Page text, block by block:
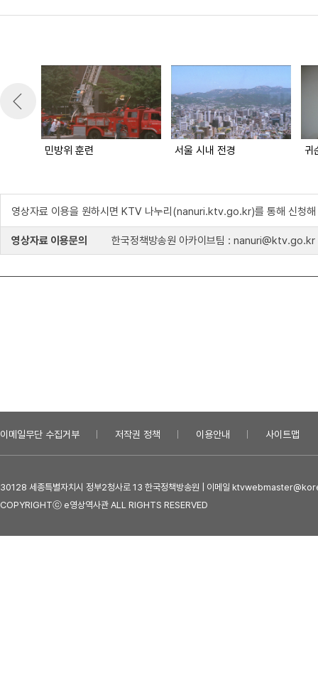
민방위 훈련 서울 시내 전경 귀
영상자료 이용을 원하시면 KTV 나누리(nanuri.ktv.go.kr)를 통해 신청해
영상자료 이용문의 한국정책방송원 아카이브팀 : nanuri@ktv.go.kr
이메일무단 수집거부 저작권 정책 이용안내 사이트맵
30128 세종특별자치시 정부2청사로 13 한국정책방송원 | 이메일
COPYRIGHTⓒ e영상역사관 ALL RIGHTS RESERVED